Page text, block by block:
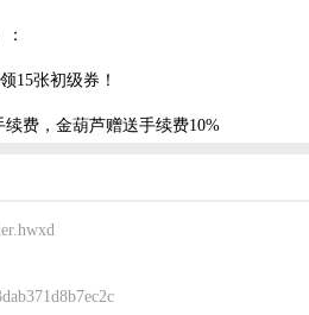
15张初级券！
续费，金葫芦赠送手续费10%